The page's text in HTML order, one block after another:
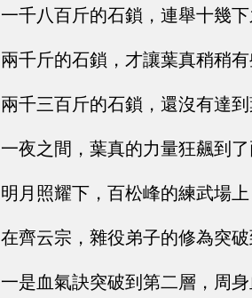
一千八百斤的石鎖，連舉十幾
兩千斤的石鎖，才讓葉真稍稍
兩千三百斤的石鎖，還沒有達
一夜之間，葉真的力量狂飆到
明月照耀下，百松峰的練武場
在齊云宗，雜役弟子的修為突
一是血氣訣突破到第二層，周